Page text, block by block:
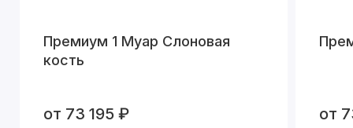
Премиум 1 Муар Слоновая
кость
от 73 195 ₽ от